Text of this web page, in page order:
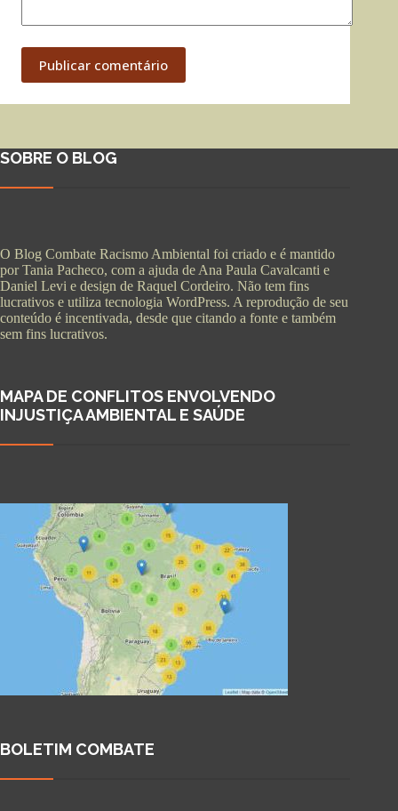
Publicar comentário
SOBRE O BLOG
O Blog Combate Racismo Ambiental foi criado e é mantido
por Tania Pacheco, com a ajuda de Ana Paula Cavalcanti e
Daniel Levi e design de Raquel Cordeiro. Não tem fins
lucrativos e utiliza tecnologia WordPress. A reprodução de seu
conteúdo é incentivada, desde que citando a fonte e também
sem fins lucrativos.
MAPA DE CONFLITOS ENVOLVENDO
INJUSTIÇA AMBIENTAL E SAÚDE
BOLETIM COMBATE